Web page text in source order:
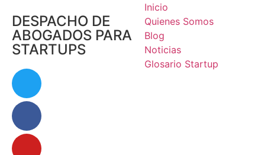
DESPACHO DE
ABOGADOS PARA
STARTUPS
Inicio
Quienes Somos
Blog
Noticias
Glosario Startup